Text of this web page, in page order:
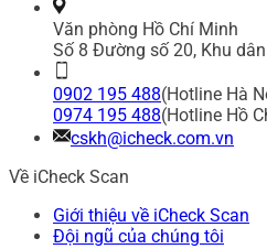
Văn phòng Hồ Chí Minh
Số 8 Đường số 20, Khu
0902 195 488(Hotline Hà
0974 195 488(Hotline Hồ
cskh@icheck.com.vn
Về iCheck Scan
Giới thiệu về iCheck Scan
Đội ngũ của chúng tôi